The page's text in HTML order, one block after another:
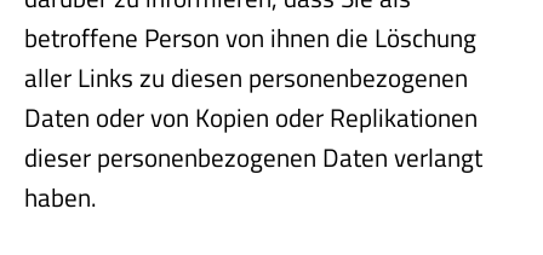
betroffene Person von ihnen die Löschung
aller Links zu diesen personenbezogenen
Daten oder von Kopien oder Replikationen
dieser personenbezogenen Daten verlangt
haben.